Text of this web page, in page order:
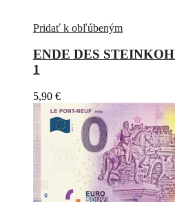
Pridať k obľúbeným
ENDE DES
1
5,90 €